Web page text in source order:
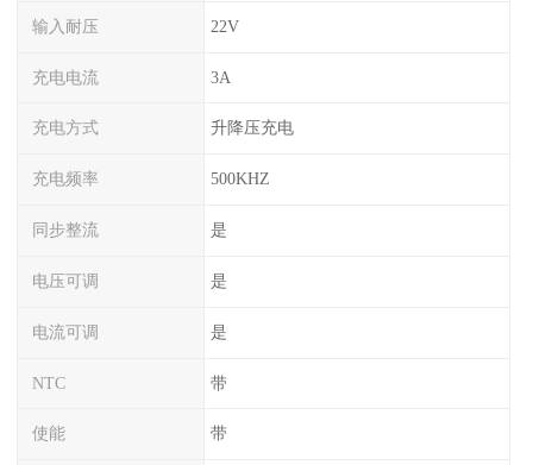
输入耐压 22V
充电电流 3A
充电方式 升降压充电
充电频率 500KHZ
同步整流 是
电压可调 是
电流可调 是
NTC 带
使能 带